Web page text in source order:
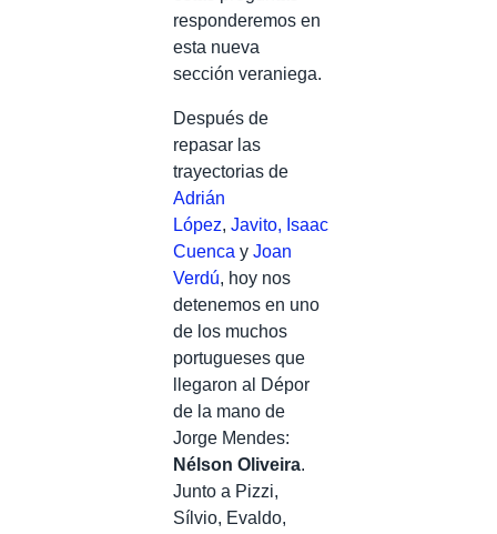
responderemos en
esta nueva
sección veraniega.
Después de
repasar las
trayectorias de
Adrián
López, Javito, Isaac
Cuenca y Joan
Verdú, hoy nos
detenemos en uno
de los muchos
portugueses que
llegaron al Dépor
de la mano de
Jorge Mendes:
Nélson Oliveira.
Junto a Pizzi,
Sílvio, Evaldo,